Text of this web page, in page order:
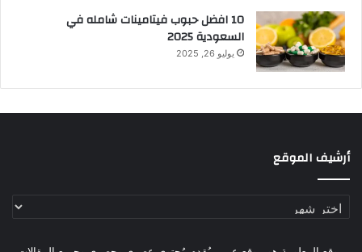
10 افضل حبوب فيتامينات شامله​ في
السعودية 2025
يوليو 26, 2025
أرشيف الموقع
أرشيف